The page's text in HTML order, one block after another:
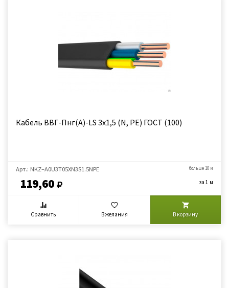
Кабель ВВГ-Пнг(А)-LS 3х1,5 (N, PE) ГОСТ (100)
Арт.: NKZ–A0U3Т05XN3S1.5NPE
119,60
больше 10 м
за 1 м
Сравнить В желания В корзину